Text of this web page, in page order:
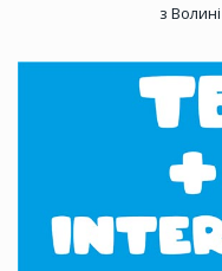
з Волині